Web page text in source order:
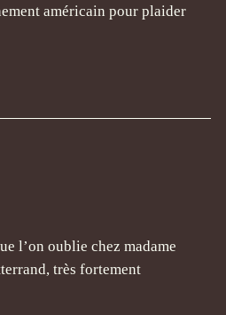
américain pour plaider
l’on oublie chez madame
très fortement